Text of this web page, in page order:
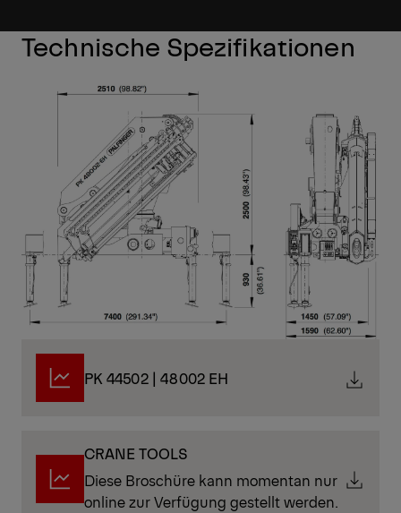
Technische Spezifikationen
PK 44502 | 48002 EH
CRANE TOOLS
Diese Broschüre kann momentan nur
online zur Verfügung gestellt werden.